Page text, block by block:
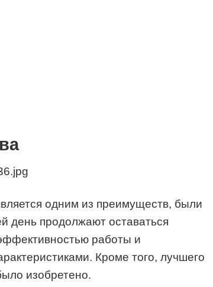
одним из преимуществ, были
день продолжают оставаться
работы и
Кроме того, лучшего
изобретено.